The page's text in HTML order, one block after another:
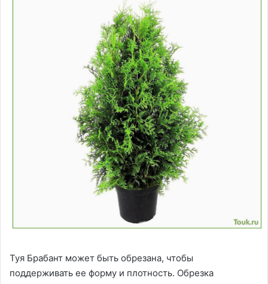
Туя Брабант может быть обрезана, чтобы
поддерживать ее форму и плотность. Обрезка